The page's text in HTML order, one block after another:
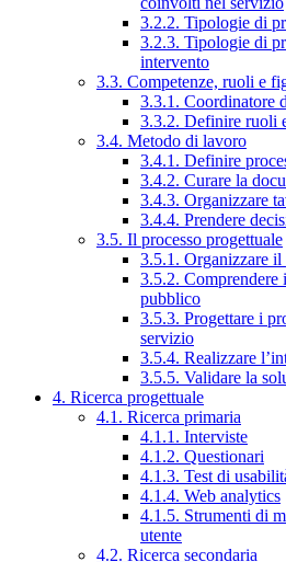
3.2.2. Tipologie di
3.2.3. Tipologie di
intervento
3.3. Competenze, ruoli e
3.3.1. Coordinatore
3.3.2. Definire ruoli
3.4. Metodo di lavoro
3.4.1. Definire
3.4.2. Curare la
3.4.3. Organizzare
3.4.4. Prendere
3.5. Il processo progettuale
3.5.1. Organizzare il
3.5.2. Comprendere
pubblico
3.5.3. Progettare i
servizio
3.5.4. Realizzare
3.5.5. Validare la
4. Ricerca progettuale
4.1. Ricerca primaria
4.1.1. Interviste
4.1.2. Questionari
4.1.3. Test di
4.1.4. Web analytics
4.1.5. Strumenti di
utente
4.2. Ricerca secondaria